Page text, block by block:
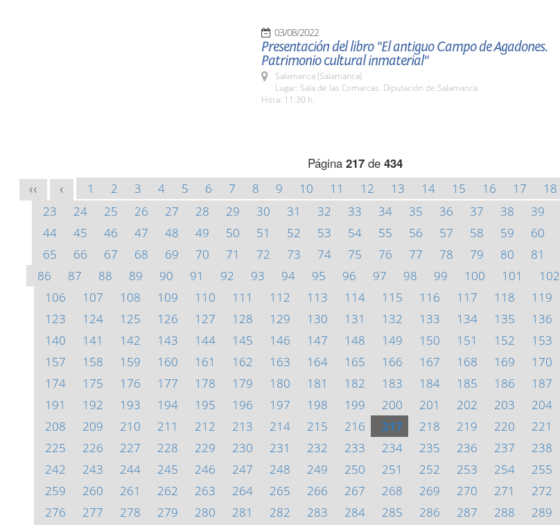
03/08/2022
Presentación del libro "El antiguo Campo de Agadones.
Patrimonio cultural inmaterial"
Salamanca (Salamanca)
Lugar: Sala de las Comarcas. Diputación de Salamanca
Hora: 11:30 h.
Página 217de 434
<< < 1 2 3 4 5 6 7 8 9 10 11 12 13 14 15 16 17 18
23
24 25 26 27 28 29 30 31 32 33 34 35 36 37 38 39
44
45 46 47 48 49 50 51 52 53 54 55 56 57 58 59 60
65
66 67 68 69 70 71 72 73 74 75 76 77 78 79 80 81
86
87 88 89 90 91 92 93 94 95 96 97 98 99 100 101 102
106
107 108 109 110 111 112 113 114 115 116 117 118 119
123
124 125 126 127 128 129 130 131 132 133 134 135 136
140
141 142 143 144 145 146 147 148 149 150 151 152 153
157
158 159 160 161 162 163 164 165 166 167 168 169 170
174
175 176 177 178 179 180 181 182 183 184 185 186 187
191
192 193 194 195 196 197 198 199 200 201 202 203 204
208
209 210 211 212 213 214 215 216 217 218 219 220 221
225
226 227 228 229 230 231 232 233 234 235 236 237 238
242
243 244 245 246 247 248 249 250 251 252 253 254 255
259
260 261 262 263 264 265 266 267 268 269 270 271 272
276
277 278 279 280 281 282 283 284 285 286 287 288 289